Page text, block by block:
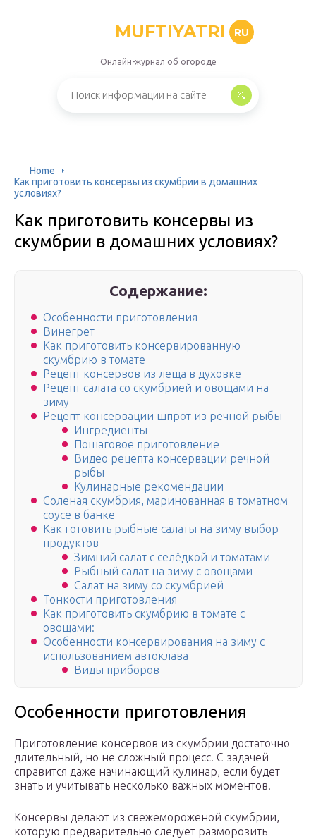
MUFTIYATRI RU
Онлайн-журнал об огороде
Home
Как приготовить консервы из скумбрии в домашних
условиях?
Как приготовить консервы из
скумбрии в домашних условиях?
Содержание:
Особенности приготовления
Винегрет
Как приготовить консервированную
скумбрию в томате
Рецепт консервов из леща в духовке
Рецепт салата со скумбрией и овощами на
зиму
Рецепт консервации шпрот из речной рыбы
Ингредиенты
Пошаговое приготовление
Видео рецепта консервации речной
рыбы
Кулинарные рекомендации
Соленая скумбрия, маринованная в томатном
соусе в банке
Как готовить рыбные салаты на зиму выбор
продуктов
Зимний салат с селёдкой и томатами
Рыбный салат на зиму с овощами
Салат на зиму со скумбрией
Тонкости приготовления
Как приготовить скумбрию в томате с
овощами:
Особенности консервирования на зиму с
использованием автоклава
Виды приборов
Особенности приготовления
Приготовление консервов из скумбрии достаточно
длительный, но не сложный процесс. С задачей
справится даже начинающий кулинар, если будет
знать и учитывать несколько важных моментов.
Консервы делают из свежемороженой скумбрии,
которую предварительно следует разморозить